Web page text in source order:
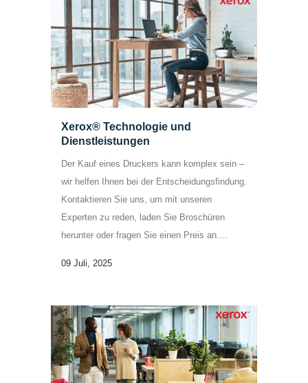
Xerox® Technologie und
Dienstleistungen
Der Kauf eines Druckers kann komplex sein –
wir helfen Ihnen bei der Entscheidungsfindung.
Kontaktieren Sie uns, um mit unseren
Experten zu reden, laden Sie Broschüren
herunter oder fragen Sie einen Preis an....
09 Juli, 2025